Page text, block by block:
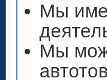
Мы
Мы